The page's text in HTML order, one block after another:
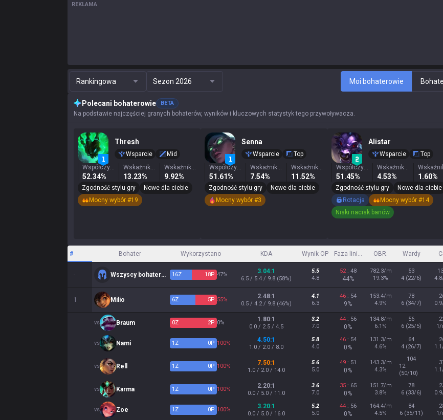
REKLAMA
Rankingowa Sezon 2026 Moi bohaterowie
Polecani bohaterowie BETA
Na podstawie najczęściej granych bohaterów, wyników i kluczowych statystyk tego przywoływacza.
Thresh
Wsparcie
Mid
Współczynnik zwycięstw
52.34%
Wskaźnik wygranych
13.23%
Wskaźnik wyboru
9.92%
Zgodność stylu gry
Nowe dla ciebie
Mocny wybór #19
Senna
Wsparcie
Top
Współczynnik zwycięstw
51.61%
Wskaźnik wygranych
7.54%
Wskaźnik wyboru
11.52%
Zgodność stylu gry
Nowe dla ciebie
Mocny wybór #3
Alistar
Wsparcie
Top
Współczynnik zwycięstw
51.45%
Wskaźnik wygranych
4.53% 1.60%
Zgodność stylu gry
Nowe dla ciebie
Rotacja
Mocny wybór #14
Niski nacisk banów
# Bohater Wykorzystano KDA Wynik OP Faza liniowa OBR. Wardy
- Wszyscy bohaterowie 16Z 18P 47% 3.04:1
6.5 / 5.4 / 9.8 (58%)
5.5
4.8
52: 48
44%
782.3/m
19.3%
53
4 (22/6)
1 Milio 6Z 5P 55% 2.48:1
0.5 / 4.2 / 9.8 (46%)
4.1
6.3
46: 54
9%
153.4/m
4.9%
78
6 (34/7)
vs Braum 0Z 2P 0% 1.80:1
0.0 / 2.5 / 4.5
3.2
7.0
44: 56
0%
134.8/m
6.1%
56
6 (25/5)
1/
vs Nami 1 Z 0P 100% 4.50:1
1.0 / 2.0 / 8.0
5.8
4.0
46: 54
0%
131.3/m
4.6%
64
4 (26/7)
vs Rell 1 Z 0P 100% 7.50:1
1.0 / 2.0 / 14.0
5.6
5.0
49: 51
0%
143.3/m
4.3%
104
12
(50/10)
vs Karma 1 Z 0P 100% 2.20:1
0.0 / 5.0 / 11.0
3.6
7.0
35: 65
0%
151.7/m
3.8%
78
6 (33/6)
vs Zoe 1 Z 0P 100% 3.20:1
0.0 / 5.0 / 16.0
5.2
5.0
44: 56
0%
164.4/m
4.5%
84
6 (35/11)
1/